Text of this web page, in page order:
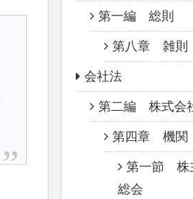
第一編 総則
第八章 雑則
会社法
第二編 株式会
第四章 機関
第一節 株
総会